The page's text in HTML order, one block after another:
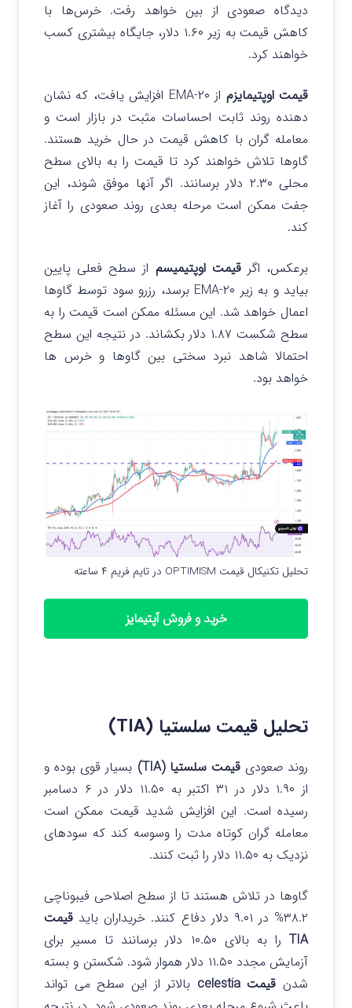
دیدگاه صعودی از بین خواهد رفت. خرس‌ها با
کاهش قیمت به زیر ۱.۶۰ دلار، جایگاه بیشتری کسب
خواهند کرد.
قیمت اوپتیمایزم
از ۲۰-EMA افزایش یافت، که نشان
دهنده روند ثابت احساسات مثبت در بازار است و
معامله گران با کاهش قیمت در حال خرید هستند.
گاوها تلاش خواهند کرد تا قیمت را به بالای سطح
محلی ۲.۳۰ دلار برسانند. اگر آنها موفق شوند، این
جفت ممکن است مرحله بعدی روند صعودی را آغاز
کند.
برعکس، اگرقیمت اوپتیمیسم از سطح فعلی پایین
بیاید و به زیر ۲۰-EMA برسد، رزرو سود توسط گاوها
اعمال خواهد شد. این مسئله ممکن است قیمت را به
سطح شکست ۱.۸۷ دلار بکشاند. در نتیجه این سطح
احتمالا شاهد نبرد سختی بین گاوها و خرس ها
خواهد بود.
تحلیل تکنیکال قیمت OPTIMISM در تایم فریم ۴ ساعته
خرید و فروش آپتیمایز
تحلیل قیمت سلستیا (TIA)
روند صعودی قیمت سلستیا (TIA)
بسیار قوی بوده و
از ۱.۹۰ دلار در ۳۱ اکتبر به ۱۱.۵۰ دلار در ۶ دسامبر
رسیده است. این افزایش شدید قیمت ممکن است
معامله گران کوتاه مدت را وسوسه کند که سودهای
نزدیک به ۱۱.۵۰ دلار را ثبت کنند.
گاوها در تلاش هستند تا از سطح اصلاحی فیبوناچی
۳۸.۲% در ۹.۰۱ دلار دفاع کنند. خریداران باید
قیمت
TIA
را به بالای ۱۰.۵۰ دلار برسانند تا مسیر برای
آزمایش مجدد ۱۱.۵۰ دلار هموار شود. شکستن و بسته
شدن قیمت celestia
بالاتر از این سطح می تواند